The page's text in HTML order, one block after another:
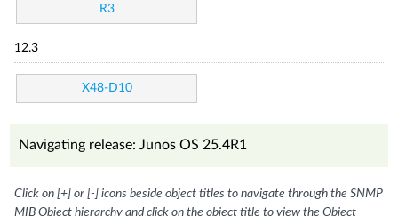
R3
12.3
X48-D10
Navigating release: Junos OS 25.4R1
Click on [+] or [-] icons beside object titles to navigate through the SNMP
MIB Object hierarchy and click on the object title to view the Object